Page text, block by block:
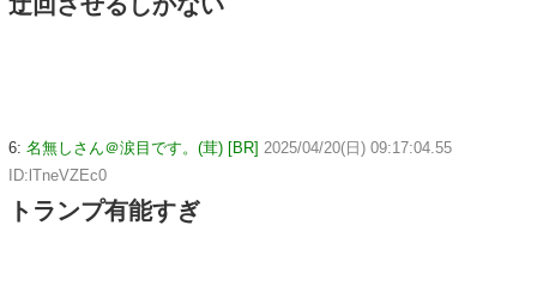
6: 名無しさん＠涙目です。(茸) [BR] 2025/04/20(日) 09:17:04.55
ID:lTneVZEc0
トランプ有能すぎ